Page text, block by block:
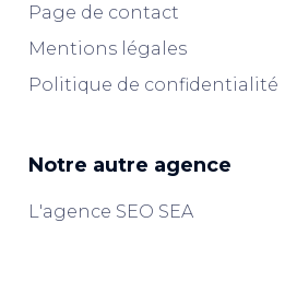
Page de contact
Mentions légales
Politique de confidentialité
Notre autre agence
L'agence SEO SEA